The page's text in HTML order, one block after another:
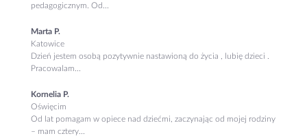
pedagogicznym. Od...
Marta P.
Katowice
Dzień jestem osobą pozytywnie nastawioną do życia , lubię dzieci .
Pracowalam...
Kornelia P.
Oświęcim
Od lat pomagam w opiece nad dziećmi, zaczynając od mojej rodziny
– mam cztery...